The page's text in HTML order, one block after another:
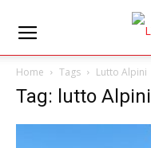
Home Tags Lutto Alpini
Tag: lutto Alpini